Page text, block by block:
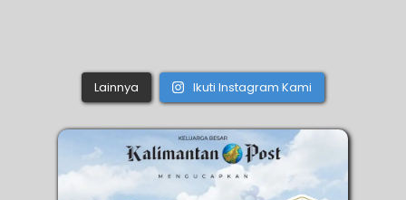
Lainnya Ikuti Instagram Kami